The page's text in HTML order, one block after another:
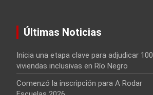
Últimas Noticias
Inicia una etapa clave para adjudicar 100
viviendas inclusivas en Río Negro
Comenzó la inscripción para A Rodar